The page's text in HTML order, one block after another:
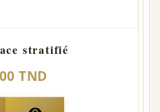
stratifié
TND